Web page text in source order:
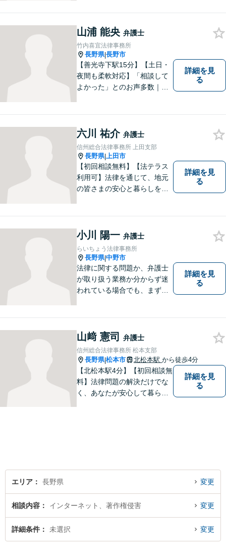
勢に合わせ、日々知見をアッ
プデートしながら事件に取り
組みます！【駐車場有】
山浦 能央 弁護士
竹内喜宜法律事務所
長野県|長野市
【善光寺下駅15分】【土日・
夜間も柔軟対応】「相談して
よかった」とのお声多数｜交
どんな小さなお悩みでも、ま
ずはお気軽にご相談くださ
い。【完全個室で相談】
詳細を見
る
六川 祐介 弁護士
信州総合法律事務所 上田支部
長野県|上田市
【初回相談無料】【法テラス
利用可】法律を通じて、地元
の皆さまの安心と暮らしを全
さい。どのようなご相談でも
真摯に向き合い、解決まで全
力で伴走します。【地域密着
型の法律事務所】
詳細を見
る
小川 陽一 弁護士
らいちょう法律事務所
長野県|中野市
法律に関する問題か、弁護士
が取り扱う業務か分からず迷
われている場合でも、まずは
詳細を見
る
山﨑 憲司 弁護士
信州総合法律事務所 松本支部
長野県|松本市 北松本駅 から徒歩4分
【北松本駅4分】【初回相談無
料】法律問題の解決だけでな
く、あなたが安心して暮らせ
テラス利用可】
詳細を見
る
エリア 長野県 変更
相談内容 インターネット、著作権侵害 変更
詳細条件 未選択 変更